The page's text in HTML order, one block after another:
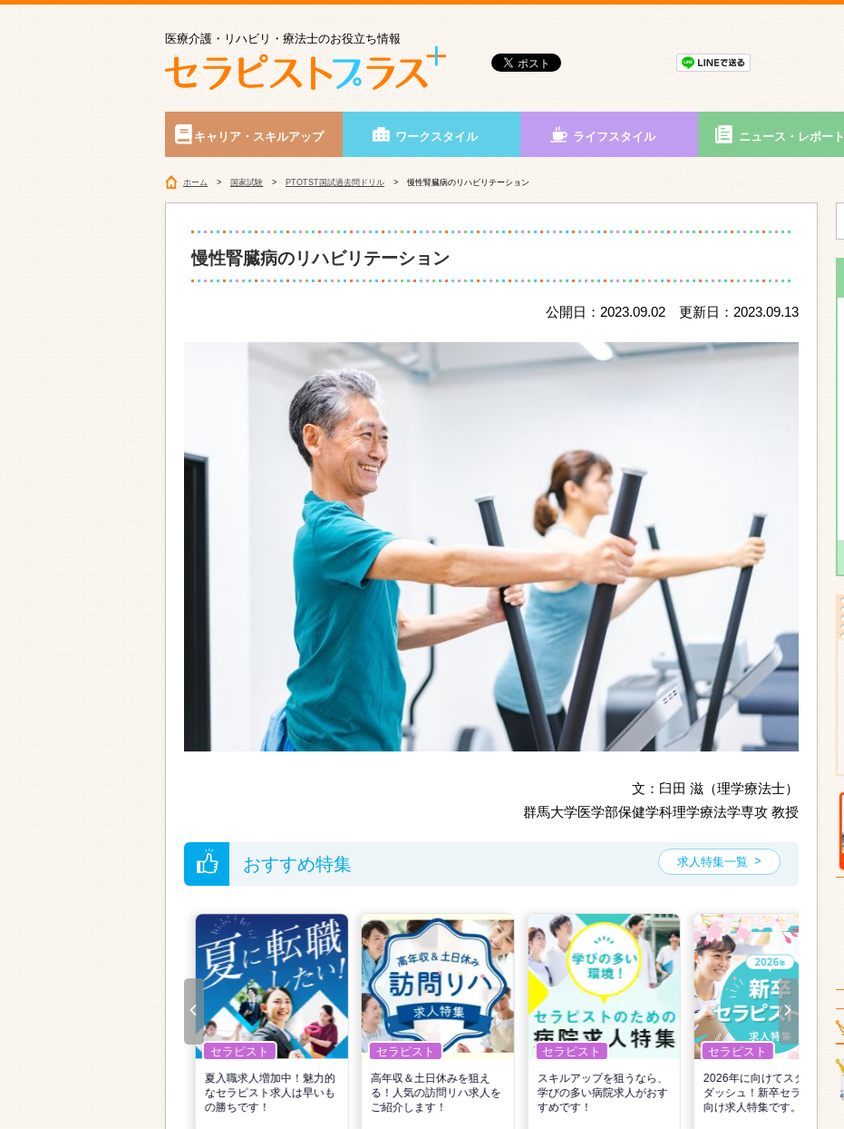
医療介護・リハビリ・療法士のお役立ち情報
キャリア・スキルアップ ワークスタイル ライフスタイル ニュース・レポート
ホーム 国家試験 PTOTST国試過去問ドリル 慢性腎臓病のリハビリテーション
慢性腎臓病のリハビリテーション
公開日：2023.09.02 更新日：2023.09.13
文：臼田 滋（理学療法士）
群馬大学医学部保健学科理学療法学専攻 教授
おすすめ特集 求人特集一覧
セラピスト
夏入職求人増加中！魅力的
なセラピスト求人は早いも
の勝ちです！
セラピスト
高年収＆土日休みを狙え
る！人気の訪問リハ求人を
ご紹介します！
セラピスト
スキルアップを狙うなら、
学びの多い病院求人がおす
すめです！
セラピスト
2026年に向けてスタート
ダッシュ！新卒セラピスト
向け求人特集です。